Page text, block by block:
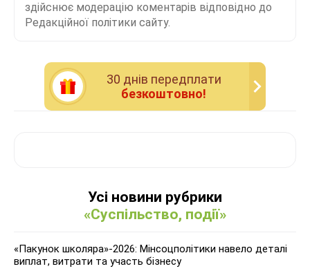
здійснює модерацію коментарів відповідно до
Редакційної політики сайту.
30 днiв передплати
безкоштовно!
Усі новини рубрики
«Суспільство, події»
«Пакунок школяра»-2026: Мінсоцполітики навело деталі
виплат, витрати та участь бізнесу